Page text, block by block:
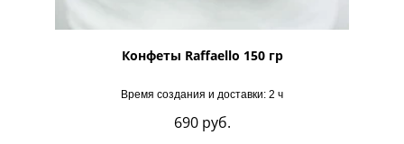
Конфеты Raffaello 150 гр
Время создания и доставки: 2 ч
690 руб.